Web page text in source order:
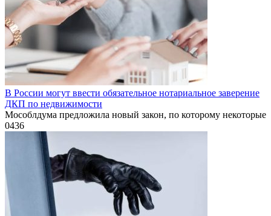
В России могут ввести обязательное нотариальное заверение
ДКП по недвижимости
Мособлдума предложила новый закон, по которому некоторые
0436